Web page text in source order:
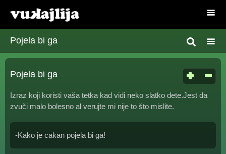
Pojela bi ga
Pojela bi ga
Izraz koji koristi vaša tetka kad vidi neko slatko dete.Jest da
zvuči malo bolesno al verujte mi nije to što mislite.
-Kako je cakan pojela bi ga!